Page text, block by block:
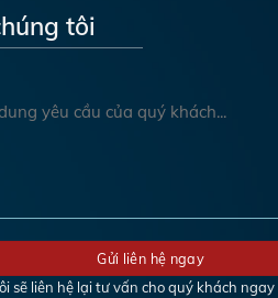
tôi
sẽ liên hệ lại tư vấn cho quý khách